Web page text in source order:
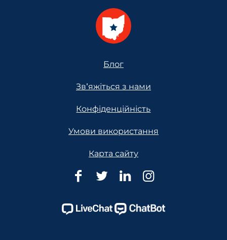
Блог
Зв'яжіться з нами
Конфіденційність
Умови використання
Карта сайту
Юридична
Огайо
Юридична
Огайо
Юридична
Огайо
Юридична
Огайо